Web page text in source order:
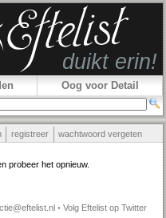
Oog voor Detail
registreer wachtwoord vergeten
probeer het opnieuw.
• Volg Eftelist op Twitter